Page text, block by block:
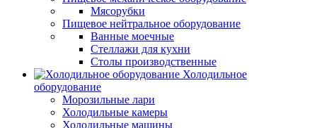
Мясорубки
Пищевое нейтральное оборудование
Ванные моечные
Стеллажи для кухни
Столы производственные
Холодильное
оборудование
Морозильные лари
Холодильные камеры
Холодильные машины